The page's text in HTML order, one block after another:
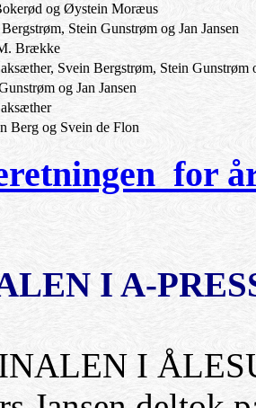
og Øystein Moræus
Stein Gunstrøm og Jan Jansen
Brække
Svein Bergstrøm, Stein Gunstrøm
og Jan Jansen
Berg og Svein de Flon
for
I A-
I